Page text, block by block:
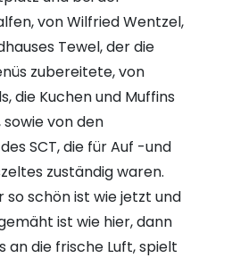
von Wilfried Wentzel,
Tewel, der die
zubereitete, von
die Kuchen und Muffins
von den
SCT, die für Auf -und
zuständig waren.
so schön ist wie jetzt und
ist wie hier, dann
an die frische Luft, spielt